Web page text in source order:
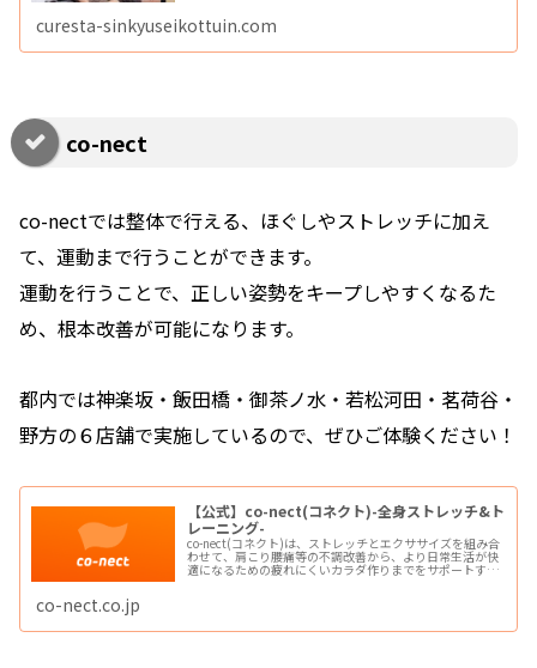
curesta-sinkyuseikottuin.com
co-nect
co-nectでは整体で行える、ほぐしやストレッチに加え
て、運動まで行うことができます。
運動を行うことで、正しい姿勢をキープしやすくなるた
め、根本改善が可能になります。
都内では神楽坂・飯田橋・御茶ノ水・若松河田・茗荷谷・
野方の６店舗で実施しているので、ぜひご体験ください！
【公式】co-nect(コネクト)-全身ストレッチ&ト
レーニング-
co-nect(コネクト)は、ストレッチとエクササイズを組み合
わせて、肩こり腰痛等の不調改善から、より日常生活が快
適になるための疲れにくいカラダ作りまでをサポートする
co-nect.co.jp